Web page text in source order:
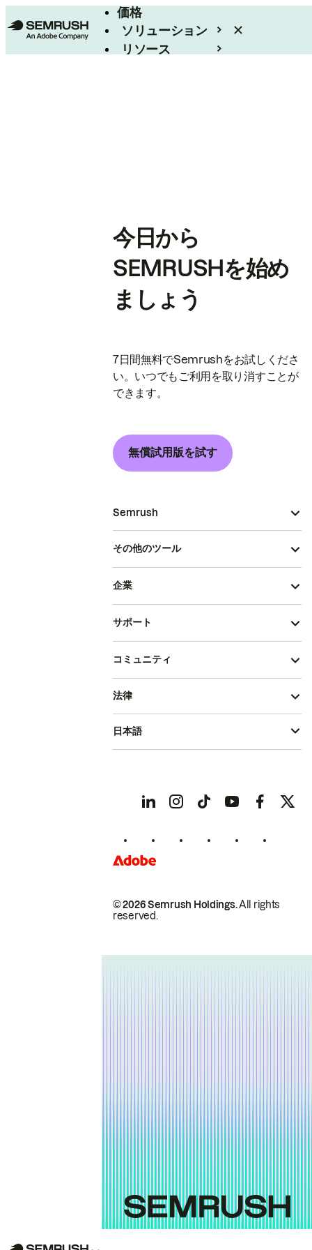
価格
ソリューション
リソース
今日から
SEMRUSHを始め
ましょう
7日間無料でSemrushをお試しくださ
い。いつでもご利用を取り消すことが
できます。
無償試用版を試す
Semrush
その他のツール
企業
サポート
コミュニティ
© 2026 Semrush Holdings.All rights
reserved.
法律
日本語